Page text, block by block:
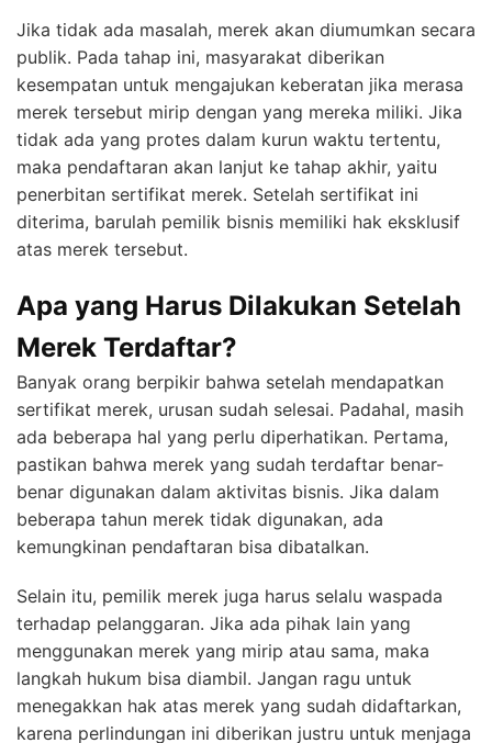
Jika tidak ada masalah, merek akan diumumkan secara
publik. Pada tahap ini, masyarakat diberikan
kesempatan untuk mengajukan keberatan jika merasa
merek tersebut mirip dengan yang mereka miliki. Jika
tidak ada yang protes dalam kurun waktu tertentu,
maka pendaftaran akan lanjut ke tahap akhir, yaitu
penerbitan sertifikat merek. Setelah sertifikat ini
diterima, barulah pemilik bisnis memiliki hak eksklusif
atas merek tersebut.
Apa yang Harus Dilakukan Setelah
Merek Terdaftar?
Banyak orang berpikir bahwa setelah mendapatkan
sertifikat merek, urusan sudah selesai. Padahal, masih
ada beberapa hal yang perlu diperhatikan. Pertama,
pastikan bahwa merek yang sudah terdaftar benar-
benar digunakan dalam aktivitas bisnis. Jika dalam
beberapa tahun merek tidak digunakan, ada
kemungkinan pendaftaran bisa dibatalkan.
Selain itu, pemilik merek juga harus selalu waspada
terhadap pelanggaran. Jika ada pihak lain yang
menggunakan merek yang mirip atau sama, maka
langkah hukum bisa diambil. Jangan ragu untuk
menegakkan hak atas merek yang sudah didaftarkan,
karena perlindungan ini diberikan justru untuk menjaga